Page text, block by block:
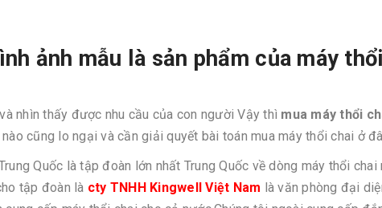
ảnh mẫu là sản phẩm của máy
nhìn thấy được nhu cầu của con người Vậy thì mua máy thổi
cũng lo ngại và cần giải quyết bài toán mua máy thổi chai ở
Quốc là tập đoàn lớn nhất Trung Quốc về dòng máy thổi chai
tập đoàn là cty TNHH Kingwell Việt Nam là văn phòng đại